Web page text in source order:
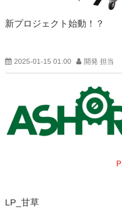
新プロジェクト始動！？
2025-01-15 01:00 開発 担当
LP_甘草